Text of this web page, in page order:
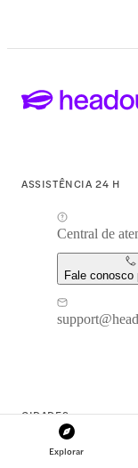
Explorar
ASSISTÊNCIA 24 H
Central de
Fale conosco
CIDADES
Nova York